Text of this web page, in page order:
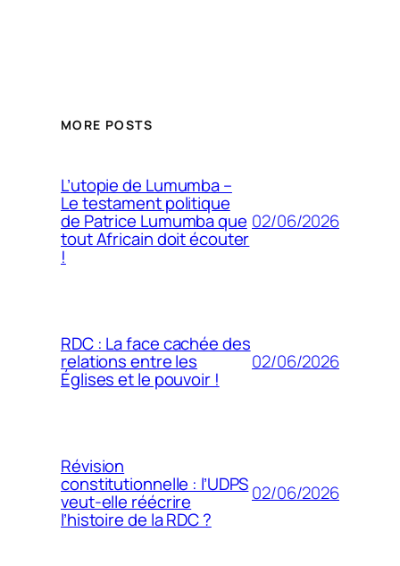
MORE POSTS
L’utopie de Lumumba –
Le testament politique
de Patrice Lumumba que
tout Africain doit écouter
!
02/06/2026
RDC : La face cachée des
relations entre les
Églises et le pouvoir !
02/06/2026
Révision
constitutionnelle : l’UDPS
veut-elle réécrire
l’histoire de la RDC ?
02/06/2026